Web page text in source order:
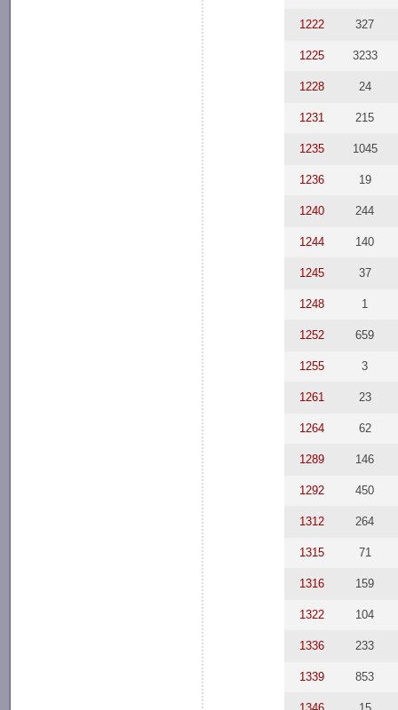
1222 327
1225 3233
1228 24
1231 215
1235 1045
1236 19
1240 244
1244 140
1245 37
1248 1
1252 659
1255 3
1261 23
1264 62
1289 146
1292 450
1312 264
1315 71
1316 159
1322 104
1336 233
1339 853